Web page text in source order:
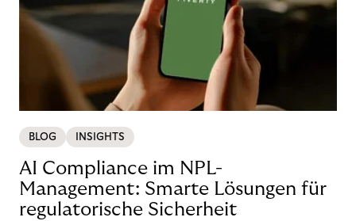
BLOG INSIGHTS
AI Compliance im NPL-
Management: Smarte Lösungen für
regulatorische Sicherheit